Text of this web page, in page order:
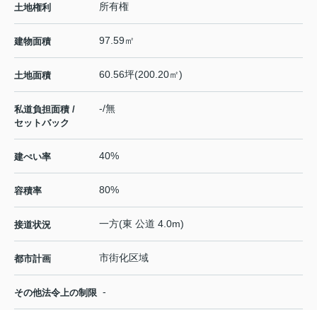
土地権利 所有権
建物面積 97.59㎡
土地面積 60.56坪(200.20㎡)
私道負担面積 /
セットバック
-/無
建ぺい率 40%
容積率 80%
接道状況 一方(東 公道 4.0m)
都市計画 市街化区域
その他法令上の制限 -